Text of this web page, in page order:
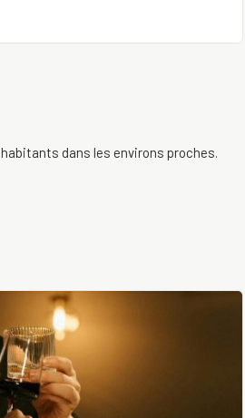
dans les environs proches.